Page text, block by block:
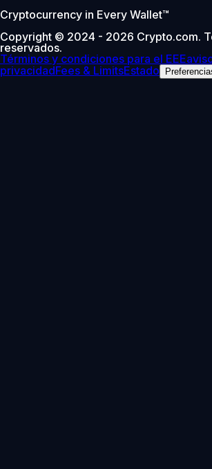
Cryptocurrency in Every Wallet™
Copyright © 2024 - 2026 Crypto.com.
reservados.
Términos y condiciones para el EEE
privacidadFees & LimitsEstado